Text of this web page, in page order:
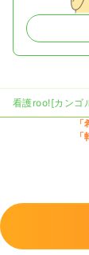
看護roo![カンゴ